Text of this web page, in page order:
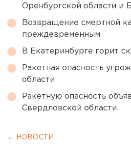
Оренбургской области и
Возвращение смертной
преждевременным
В Екатеринбурге горит
Ракетная опасность
области
Ракетную опасность
Свердловской области
← НОВОСТИ